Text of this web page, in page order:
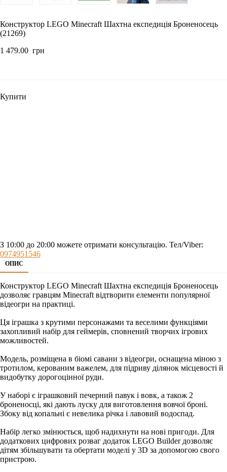
Конструктор LEGO Minecraft Шахтна експедиція Броненосець
(21269)
1 479.00  грн
Купити
З 10:00 до 20:00 можете отримати консультацію. Тел/Viber:
0974951546
ОПИС
Конструктор LEGO Minecraft Шахтна експедиція Броненосець
дозволяє гравцям Minecraft відтворити елементи популярної
відеогри на практиці.
Ця іграшка з крутими персонажами та веселими функціями
захопливий набір для геймерів, сповнений творчих ігрових
можливостей.
Модель, розміщена в біомі савани з відеогри, оснащена міною з
тротилом, керованим важелем, для підриву ділянок місцевості й
видобутку дорогоцінної руди.
У наборі є іграшковий печерний павук і вовк, а також 2
броненосці, які дають луску для виготовлення вовчої броні.
Збоку від копальні є невелика річка і лавовий водоспад.
Набір легко змінюється, щоб надихнути на нові пригоди. Для
додаткових цифрових розваг додаток LEGO Builder дозволяє
дітям збільшувати та обертати моделі у 3D за допомогою свого
пристрою.